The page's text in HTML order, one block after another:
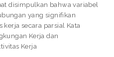
disimpulkan bahwa variabel
yang signifikan
secara parsial Kata
Kerja dan
Kerja